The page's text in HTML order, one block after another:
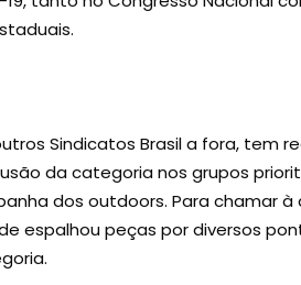
Sindicatos Brasil a fora, tem
da categoria nos grupos
dos outdoors. Para chamar
espalhou peças por diversos